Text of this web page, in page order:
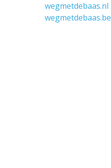
wegmetdebaas.nl
wegmetdebaas.be